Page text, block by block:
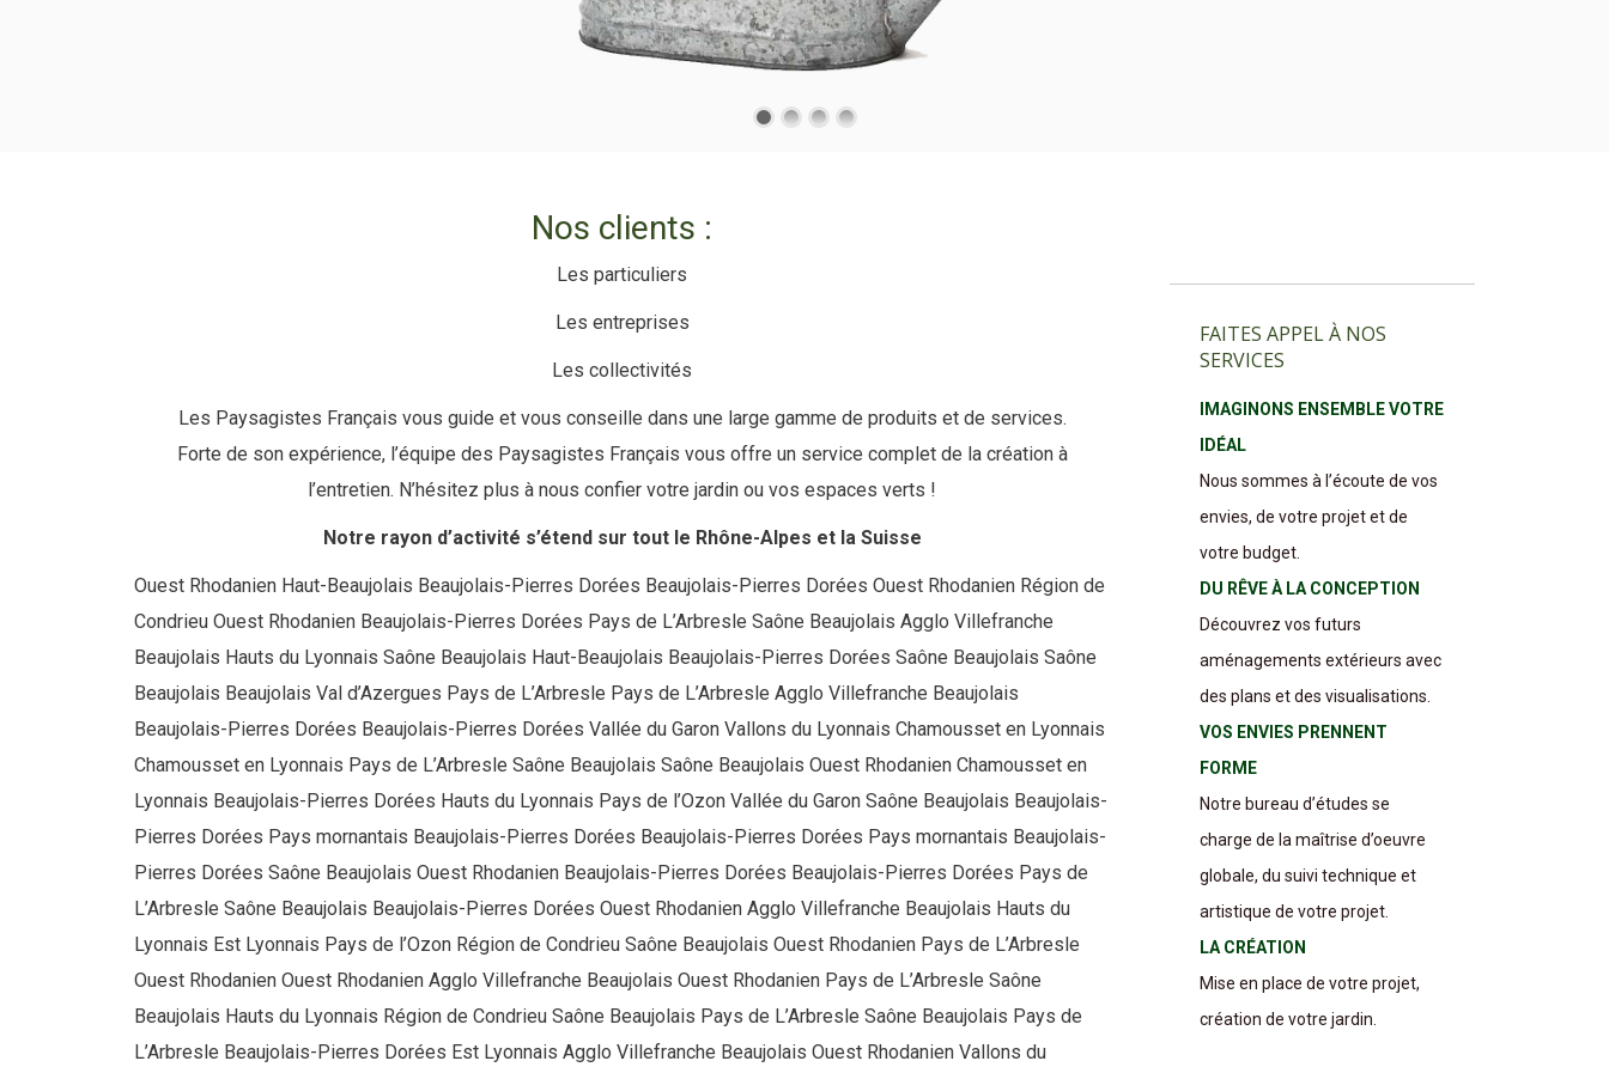
Nos clients :
Les particuliers
Les entreprises
Les collectivités
Les Paysagistes Français vous guide et vous conseille dans une large gamme de produits et de services.
Forte de son expérience, l’équipe des Paysagistes Français vous offre un service complet de la création à
l’entretien. N’hésitez plus à nous confier votre jardin ou vos espaces verts !
Notre rayon d’activité s’étend sur tout le Rhône-Alpes et la Suisse
Ouest Rhodanien Haut-Beaujolais Beaujolais-Pierres Dorées Beaujolais-Pierres Dorées Ouest Rhodanien Région de
Condrieu Ouest Rhodanien Beaujolais-Pierres Dorées Pays de L’Arbresle Saône Beaujolais Agglo Villefranche
Beaujolais Hauts du Lyonnais Saône Beaujolais Haut-Beaujolais Beaujolais-Pierres Dorées Saône Beaujolais Saône
Beaujolais Beaujolais Val d’Azergues Pays de L’Arbresle Pays de L’Arbresle Agglo Villefranche Beaujolais
Beaujolais-Pierres Dorées Beaujolais-Pierres Dorées Vallée du Garon Vallons du Lyonnais Chamousset en Lyonnais
Chamousset en Lyonnais Pays de L’Arbresle Saône Beaujolais Saône Beaujolais Ouest Rhodanien Chamousset en
Lyonnais Beaujolais-Pierres Dorées Hauts du Lyonnais Pays de l’Ozon Vallée du Garon Saône Beaujolais Beaujolais-
Pierres Dorées Pays mornantais Beaujolais-Pierres Dorées Beaujolais-Pierres Dorées Pays mornantais Beaujolais-
Pierres Dorées Saône Beaujolais Ouest Rhodanien Beaujolais-Pierres Dorées Beaujolais-Pierres Dorées Pays de
L’Arbresle Saône Beaujolais Beaujolais-Pierres Dorées Ouest Rhodanien Agglo Villefranche Beaujolais Hauts du
Lyonnais Est Lyonnais Pays de l’Ozon Région de Condrieu Saône Beaujolais Ouest Rhodanien Pays de L’Arbresle
Ouest Rhodanien Ouest Rhodanien Agglo Villefranche Beaujolais Ouest Rhodanien Pays de L’Arbresle Saône
Beaujolais Hauts du Lyonnais Région de Condrieu Saône Beaujolais Pays de L’Arbresle Saône Beaujolais Pays de
L’Arbresle Beaujolais-Pierres Dorées Est Lyonnais Agglo Villefranche Beaujolais Ouest Rhodanien Vallons du
FAITES APPEL À NOS
SERVICES
IMAGINONS ENSEMBLE VOTRE
IDÉAL
Nous sommes à l’écoute de vos
envies, de votre projet et de
votre budget.
DU RÊVE À LA CONCEPTION
Découvrez vos futurs
aménagements extérieurs avec
des plans et des visualisations.
VOS ENVIES PRENNENT
FORME
Notre bureau d’études se
charge de la maîtrise d’oeuvre
globale, du suivi technique et
artistique de votre projet.
LA CRÉATION
Mise en place de votre projet,
création de votre jardin.